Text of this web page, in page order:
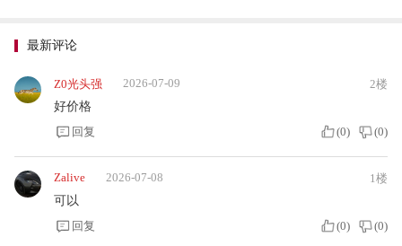
最新评论
Z0光头强 2026-07-09
2楼
好价格
回复
(0) (0)
Zalive 2026-07-08
1楼
可以
回复
(0) (0)